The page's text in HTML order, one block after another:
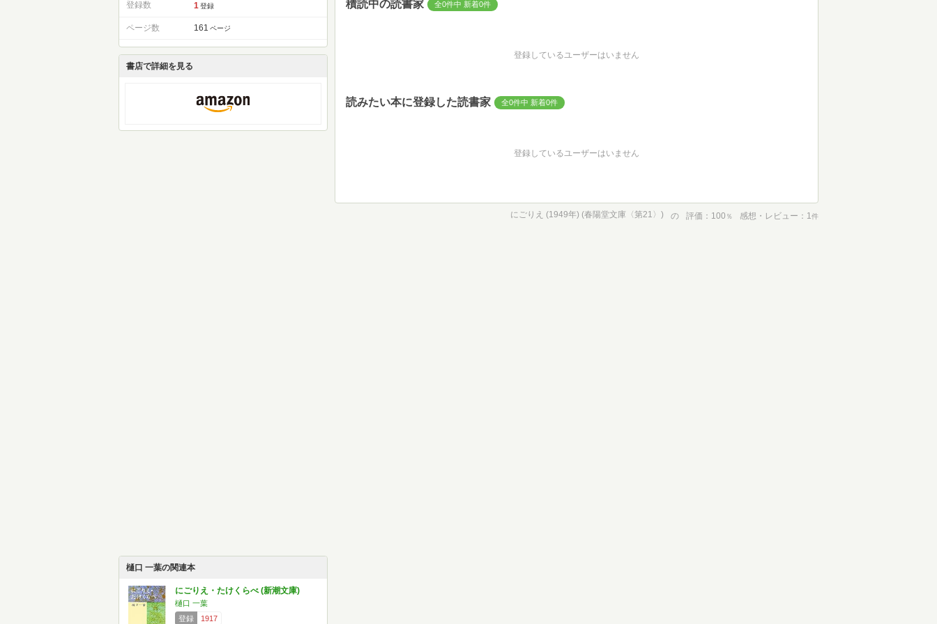
登録数 1 登録
ページ数 161 ページ
書店で詳細を見る
樋口 一葉の関連本
にごりえ・たけくらべ (新潮文庫)
樋口 一葉
登録
1917
積読中の読書家 全0件中 新着0件
登録しているユーザーはいません
読みたい本に登録した読書家 全0件中 新着0件
登録しているユーザーはいません
にごりえ (1949年) (春陽堂文庫〈第21〉) の 評価 100 ％ 感想・レビュー 1件